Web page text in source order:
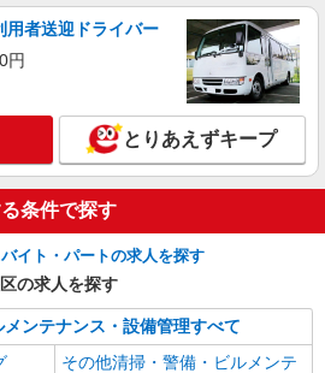
用者送迎ドライバー
円
とりあえずキープ
条件で探す
イト・パートの求人を探す
の求人を探す
ンテナンス・設備管理すべて
その他清掃・警備・ビルメンテ